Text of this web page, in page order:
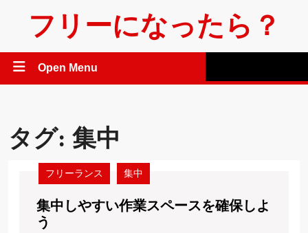
フリーになったら？
Open Menu
タグ: 集中
フリーランス 集中
集中しやすい作業スペースを確保しよ
う